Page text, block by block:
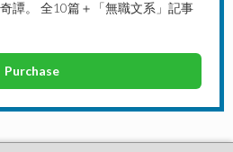
譚。 全10篇＋「無職文系」記事
Purchase